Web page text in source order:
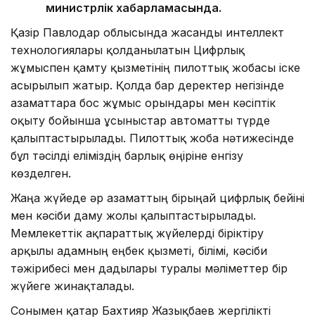
министрлік хабарламасында.
Қазір Павлодар облысында жасанды интеллект
технологиялары қолданылатын Цифрлық
жұмыспен қамту қызметінің пилоттық жобасы іске
асырылып жатыр. Қолда бар деректер негізінде
азаматтарға бос жұмыс орындары мен кәсіптік
оқыту бойынша ұсыныстар автоматты түрде
қалыптастырылады. Пилоттық жоба нәтижесінде
бұл тәсілді еліміздің барлық өңіріне енгізу
көзделген.
Жаңа жүйеде әр азаматтың бірыңғай цифрлық бейіні
мен кәсіби даму жолы қалыптастырылады.
Мемлекеттік ақпараттық жүйелерді біріктіру
арқылы адамның еңбек қызметі, білімі, кәсіби
тәжірибесі мен дағдылары туралы мәліметтер бір
жүйеге жинақталады.
Сонымен қатар Бахтияр Жазықбаев жергілікті